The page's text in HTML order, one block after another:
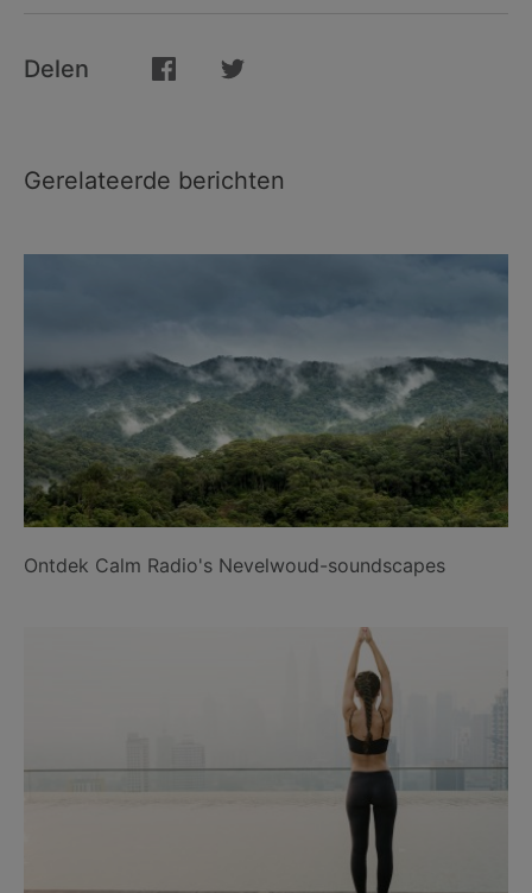
Delen
Gerelateerde berichten
Ontdek Calm Radio's Nevelwoud-soundscapes